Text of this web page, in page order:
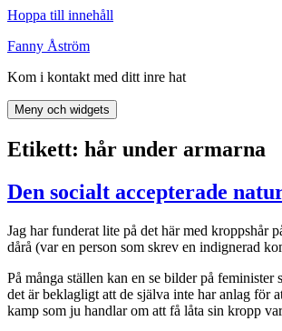
Hoppa till innehåll
Fanny Åström
Kom i kontakt med ditt inre hat
Meny och widgets
Etikett: hår under armarna
Den socialt accepterade
Jag har funderat lite på det här med kroppshår
dårå (var en person som skrev en indignerad
På många ställen kan en se bilder på
det är beklagligt att de själva inte har anlag för
kamp som ju handlar om att få låta sin kropp